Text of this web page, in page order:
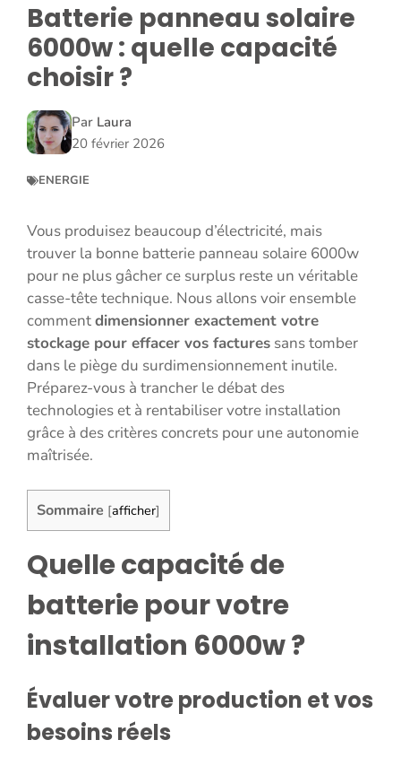
Batterie panneau solaire
6000w : quelle capacité
choisir ?
Par Laura
20 février 2026
ENERGIE
Vous produisez beaucoup d’électricité, mais
trouver la bonne batterie panneau solaire 6000w
pour ne plus gâcher ce surplus reste un véritable
casse-tête technique. Nous allons voir ensemble
commentdimensionner exactement votre
stockage pour effacer vos factures sans tomber
dans le piège du surdimensionnement inutile.
Préparez-vous à trancher le débat des
technologies et à rentabiliser votre installation
grâce à des critères concrets pour une autonomie
maîtrisée.
Sommaire [afficher]
Quelle capacité de
batterie pour votre
installation 6000w ?
Évaluer votre production et vos
besoins réels